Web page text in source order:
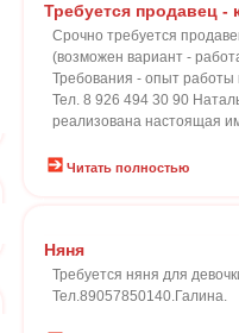
Требуется продавец -
Срочно требуется
(возможен вариант -
Требования - опыт работы
Тел. 8 926 494 30 90
реализована настоящая
Читать полностью
Няня
Требуется няня для
Тел.89057850140.Галина.